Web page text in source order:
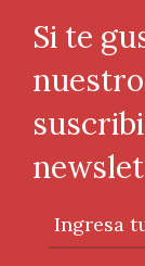
Si te
Ingresa